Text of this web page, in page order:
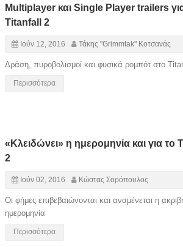
Multiplayer και Single Player trailers
Titanfall 2
Ιούν 12, 2016 Τάκης "Grimmtak" Κοτσανάς
Δράση, πυροβολισμοί και φυσικά ρομπότ στο
Περισσότερα
«Κλειδώνει» η ημερομηνία και για το
2
Ιούν 02, 2016 Κώστας Σορόπουλος
Οι φήμες επιβεβαιώνονται και αναμένεται η
ημερομηνία
Περισσότερα